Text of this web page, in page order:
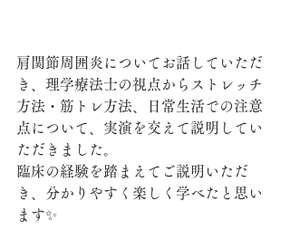
肩関節周囲炎についてお話していただ
き、理学療法士の視点からストレッチ
方法・筋トレ方法、日常生活での注意
点について、実演を交えて説明してい
ただきました。
臨床の経験を踏まえてご説明いただ
き、分かりやすく楽しく学べたと思い
ます✨